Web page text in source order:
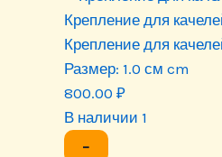
Крепление для
Крепление для
Размер: 1.0 см cm
800.00 ₽
В наличии 1
−